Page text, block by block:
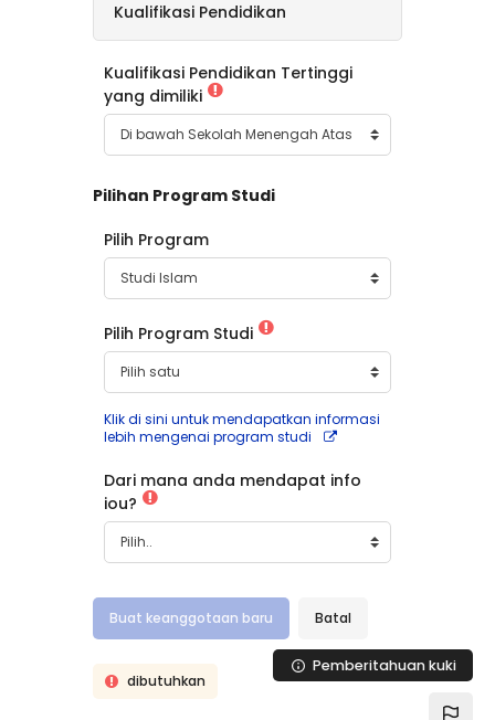
Kualifikasi Pendidikan
Kualifikasi Pendidikan Tertinggi
yang dimiliki
Pilihan Program Studi
Pilih Program
Pilih Program Studi
Klik di sini untuk mendapatkan informasi
lebih mengenai program studi
Dari mana anda mendapat info
iou?
dibutuhkan
Pemberitahuan kuki